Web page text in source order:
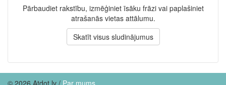
Pārbaudiet rakstību, izmēģiniet īsāku frāzi vai paplašiniet
atrašanās vietas attālumu.
Skatīt visus sludinājumus
© 2026 Atdot.lv / Par mums